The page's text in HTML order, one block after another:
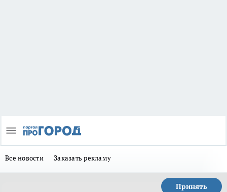
Все новости Заказать рекламу
Принять